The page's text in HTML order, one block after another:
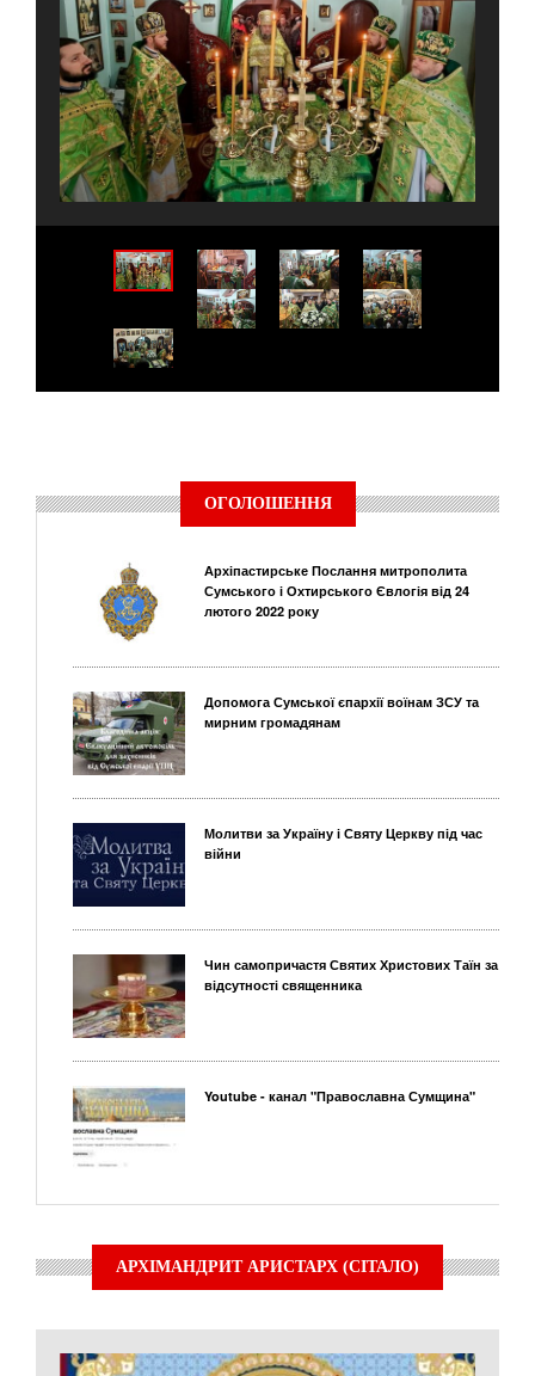
ОГОЛОШЕННЯ
Архіпастирське Послання митрополита
Сумського і Охтирського Євлогія від 24
лютого 2022 року
Допомога Сумської єпархії воїнам ЗСУ та
мирним громадянам
Молитви за Україну і Святу Церкву під час
війни
Чин самопричастя Святих Христових Таїн за
відсутності священника
Youtube - канал "Православна Сумщина"
АРХІМАНДРИТ АРИСТАРХ (СІТАЛО)